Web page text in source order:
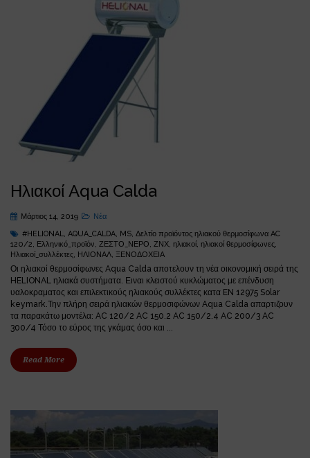
Ηλιακοί Aqua Calda
Μάρτιος 14, 2019
Νέα
#HELIONAL, AQUA_CALDA, MS, Δελτίο προϊόντος ηλιακού θερμοσίφωνα AC
120/2, Ελληνικό_προϊόν, ΖΕΣΤΟ_ΝΕΡΟ, ΖΝΧ, ηλιακοί, ηλιακοί θερμοσίφωνες,
Ηλιακοί_συλλέκτες, ΗΛΙΟΝΑΛ, ΞΕΝΟΔΟΧΕΙΑ
Οι ηλιακοί θερμοσίφωνες Aqua Calda αποτελουν τη νέα οικονομική σειρά της
HELIONAL ηλιακά συστήματα. Ειναι κλειστού κυκλώματος με επένδυση
υαλοκραματος και επιλεκτικούς ηλιακούς συλλέκτες κατα EN 12975 Solar
keymark.Την πλήρη σειρά ηλιακών θερμοσιφώνων Aqua Calda απαρτιζουν
τα παρακάτω μοντέλα: AC 120/2 AC 150.2 AC 150/2.4 AC 200/3 AC
300/4 Τόσο το εύρος της γκάμας όσο και ...
Read More